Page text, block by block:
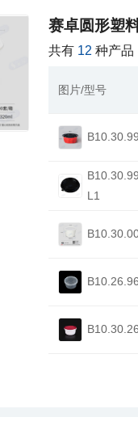
赛卓圆形塑
共有 12 种产品
图片/型号
L1